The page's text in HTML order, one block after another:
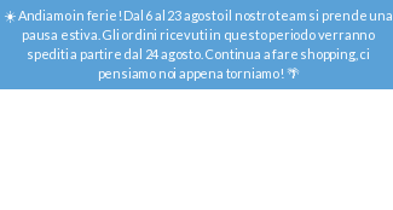
☀️ Andiamo in ferie! Dal 6 al 23 agosto il nostro team si prende una
pausa estiva. Gli ordini ricevuti in questo periodo verranno
spediti a partire dal 24 agosto. Continua a fare shopping, ci
pensiamo noi appena torniamo! 🌴